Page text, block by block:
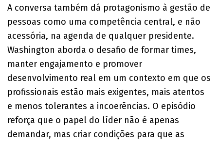
A conversa também dá protagonismo à gestão de
pessoas como uma competência central, e não
acessória, na agenda de qualquer presidente.
Washington aborda o desafio de formar times,
manter engajamento e promover
desenvolvimento real em um contexto em que os
profissionais estão mais exigentes, mais atentos
e menos tolerantes a incoerências. O episódio
reforça que o papel do líder não é apenas
demandar, mas criar condições para que as